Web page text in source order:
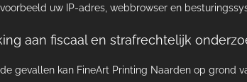
uw IP-adres, webbrowser en
aan fiscaal en strafrechtelijk
gevallen kan FineArt Printing Naarden op